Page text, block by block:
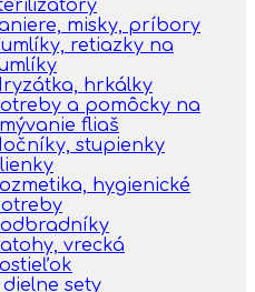
misky, príbory
retiazky na
hrkálky
a pomôcky na
fliaš
stupienky
hygienické
vrecká
dielne sety